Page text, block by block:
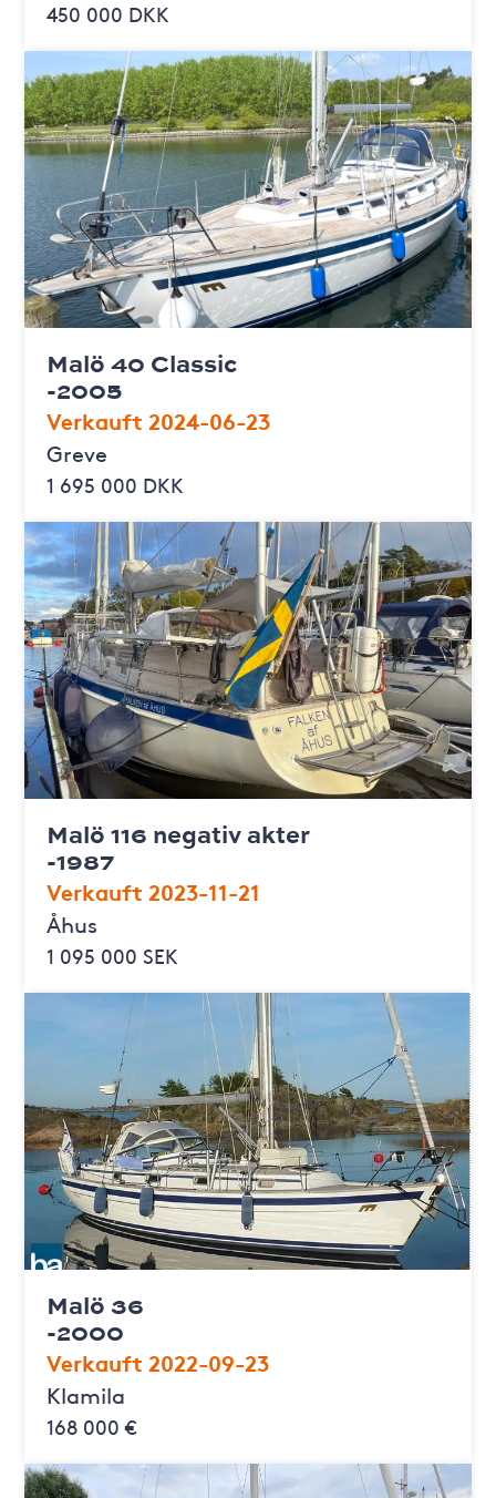
450 000 DKK
Malö 40 Classic
-2005
Verkauft 2024-06-23
Greve
1 695 000 DKK
Malö 116 negativ akter
-1987
Verkauft 2023-11-21
Åhus
1 095 000 SEK
Malö 36
-2000
Verkauft 2022-09-23
Klamila
168 000 €